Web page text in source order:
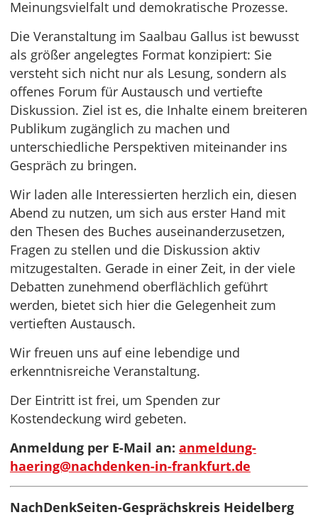
Meinungsvielfalt und demokratische Prozesse.
Die Veranstaltung im Saalbau Gallus ist bewusst
als größer angelegtes Format konzipiert: Sie
versteht sich nicht nur als Lesung, sondern als
offenes Forum für Austausch und vertiefte
Diskussion. Ziel ist es, die Inhalte einem breiteren
Publikum zugänglich zu machen und
unterschiedliche Perspektiven miteinander ins
Gespräch zu bringen.
Wir laden alle Interessierten herzlich ein, diesen
Abend zu nutzen, um sich aus erster Hand mit
den Thesen des Buches auseinanderzusetzen,
Fragen zu stellen und die Diskussion aktiv
mitzugestalten. Gerade in einer Zeit, in der viele
Debatten zunehmend oberflächlich geführt
werden, bietet sich hier die Gelegenheit zum
vertieften Austausch.
Wir freuen uns auf eine lebendige und
erkenntnisreiche Veranstaltung.
Der Eintritt ist frei, um Spenden zur
Kostendeckung wird gebeten.
Anmeldung per E-Mail an: anmeldung-
haering@nachdenken-in-frankfurt.de
NachDenkSeiten-Gesprächskreis Heidelberg